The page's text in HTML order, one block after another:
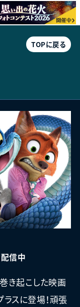
TOPに戻る
信中
き起こした映画
ラスに登場！頑張